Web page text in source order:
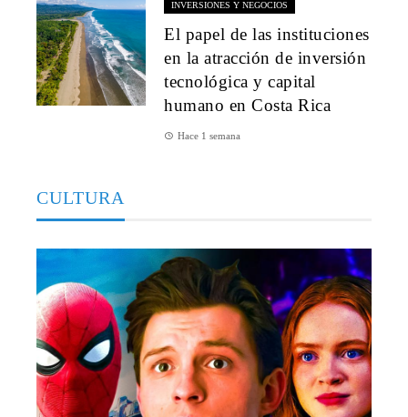
INVERSIONES Y NEGOCIOS
El papel de las instituciones
en la atracción de inversión
tecnológica y capital
humano en Costa Rica
Hace 1 semana
CULTURA